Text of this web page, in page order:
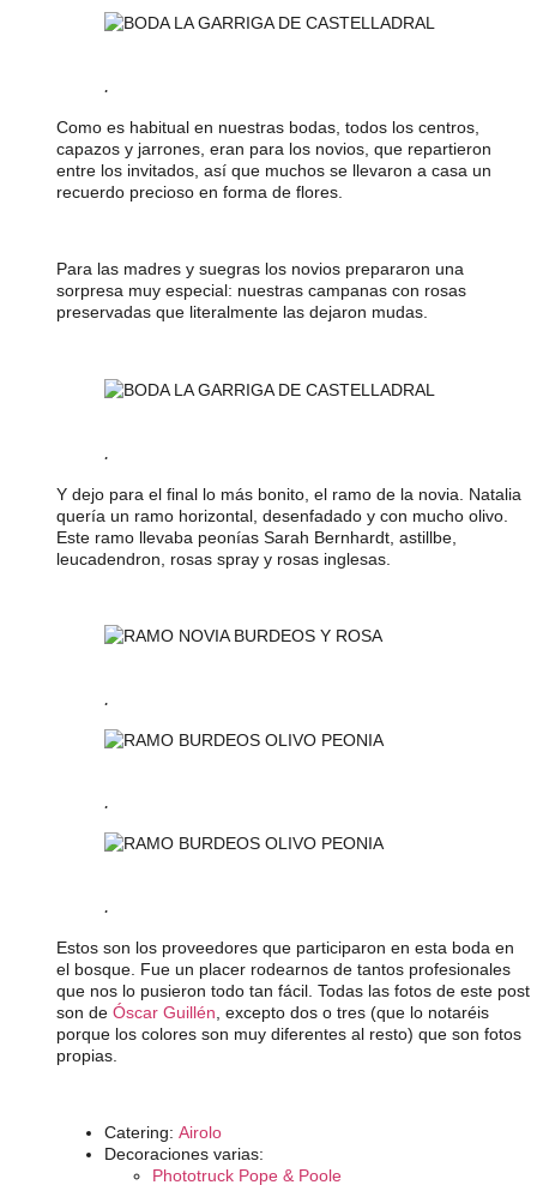
.
Como es habitual en nuestras bodas, todos los centros,
capazos y jarrones, eran para los novios, que repartieron
entre los invitados, así que muchos se llevaron a casa un
recuerdo precioso en forma de flores.
Para las madres y suegras los novios prepararon una
sorpresa muy especial: nuestras campanas con rosas
preservadas que literalmente las dejaron mudas.
.
Y dejo para el final lo más bonito, el ramo de la novia. Natalia
quería un ramo horizontal, desenfadado y con mucho olivo.
Este ramo llevaba peonías Sarah Bernhardt, astillbe,
leucadendron, rosas spray y rosas inglesas.
.
.
.
Estos son los proveedores que participaron en esta boda en
el bosque. Fue un placer rodearnos de tantos profesionales
que nos lo pusieron todo tan fácil. Todas las fotos de este post
son de Óscar Guillén , excepto dos o tres (que lo notaréis
porque los colores son muy diferentes al resto) que son fotos
propias.
Catering: Airolo
Decoraciones varias:
Phototruck Pope & Poole